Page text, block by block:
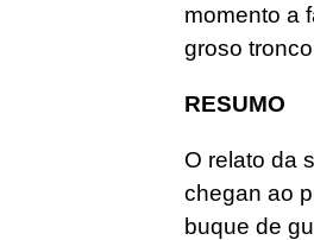
momento a
groso
RESUMO
O relato da
chegan ao
buque de